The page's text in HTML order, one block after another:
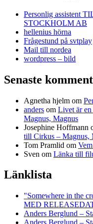
Personlig assistent
STOCKHOLM AB
hellenius hörna
Frågestund på svtplay
Mail till nordea
wordpress – bild
Senaste
Agnetha hjelm om
anders om Livet är
Magnus, Magnus
Josephine Hoffmann
till Cirkus – Magnus,
Tom Pramlid om
Sven om Länka till
Länklista
"Somewhere in the
MED
Anders Berglund –